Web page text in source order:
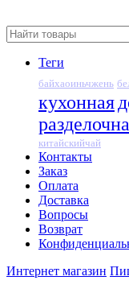
Теги
байхаоиньчжень
кухонная
китайскийчай
Контакты
Заказ
Оплата
Доставка
Вопросы
Возврат
Интернет магазин